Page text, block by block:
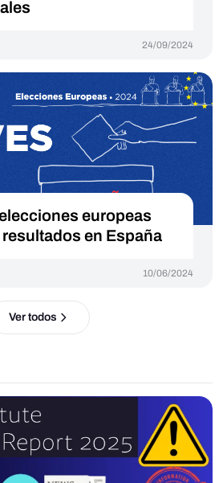
24/09/2024
europeas
en España
10/06/2024
Ver todos